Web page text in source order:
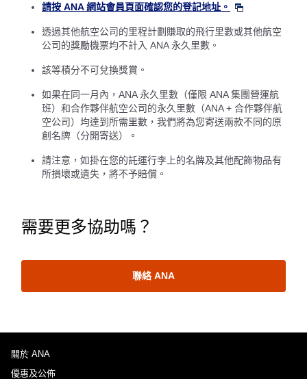
請按 ANA 網站會員頁面確認您的登記地址。
透過其他航空公司的里程計劃賺取的飛行里數或其他航空
公司的獎勵機票均不計入 ANA 永久里數。
該等積分不可兌換獎賞。
如果在同一月內，ANA 永久里數（僅限 ANA 集團營運航
班）和合作夥伴航空公司的永久里數（ANA + 合作夥伴航
空公司）均達到所需里數，我們將為您寄送兩款不同的原
創名牌（分開寄送）。
請注意，如掛在您的託運行李上的名牌及其他配飾物品有
所損壞或遺失，將不予賠償。
需要更多協助嗎？
聯絡 ANA
關於 ANA
優惠及公佈